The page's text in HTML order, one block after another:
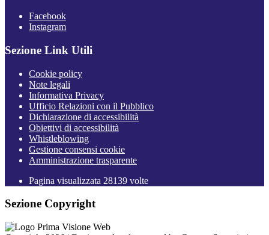
Facebook
Instagram
Sezione Link Utili
Cookie policy
Note legali
Informativa Privacy
Ufficio Relazioni con il Pubblico
Dichiarazione di accessibilità
Obiettivi di accessibilità
Whistleblowing
Gestione consensi cookie
Amministrazione trasparente
Pagina visualizzata 28139 volte
Sezione Copyright